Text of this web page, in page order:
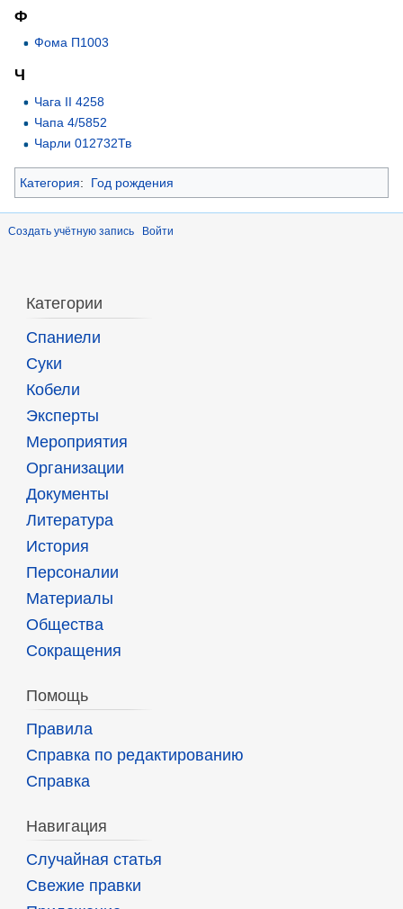
Ф
Фома П1003
Ч
Чага II 4258
Чапа 4/5852
Чарли 012732Тв
Категория: Год рождения
Создать учётную запись Войти
Категории
Спаниели
Суки
Кобели
Эксперты
Мероприятия
Организации
Документы
Литература
История
Персоналии
Материалы
Общества
Сокращения
Помощь
Правила
Справка по редактированию
Справка
Навигация
Случайная статья
Свежие правки